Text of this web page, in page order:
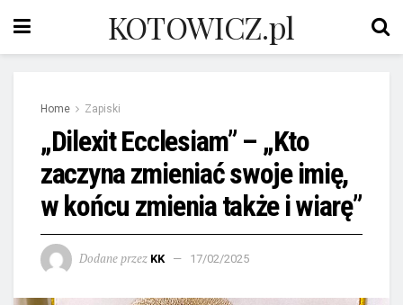
KOTOWICZ.pl
Home Zapiski
„Dilexit Ecclesiam” – „Kto
zaczyna zmieniać swoje imię,
w końcu zmienia także i wiarę”
Dodane przez KK 17/02/2025